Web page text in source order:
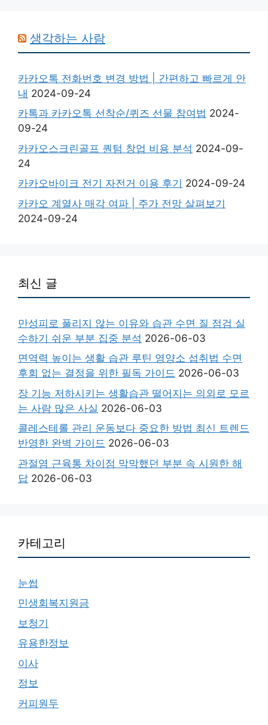
생각하는 사람
카카오톡 전화번호 변경 방법 | 간편하고 빠르게 안
내 2024-09-24
카톡과 카카오톡 선착순/퀴즈 선물 참여법 2024-
09-24
카카오스크린골프 퀀텀 창업 비용 분석 2024-09-
24
카카오바이크 전기 자전거 이용 후기 2024-09-24
카카오 계열사 매각 여파 | 주가 전망 살펴보기
2024-09-24
최신 글
만성피로 풀리지 않는 이유와 습관 수면 질 점검 실
수하기 쉬운 부분 집중 분석 2026-06-03
면역력 높이는 생활 습관 루틴 영양소 섭취법 수면
후회 없는 결정을 위한 필독 가이드 2026-06-03
장 기능 저하시키는 생활습관 떨어지는 의외로 모르
는 사람 많은 사실 2026-06-03
콜레스테롤 관리 운동보다 중요한 방법 최신 트렌드
반영한 완벽 가이드 2026-06-03
관절염 근육통 차이점 막막했던 부분 속 시원한 해
답 2026-06-03
카테고리
눈썹
민생회복지원금
보청기
유용한정보
이사
정보
커피원두